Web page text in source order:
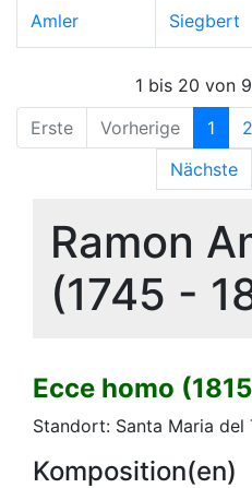
Amler Siegbert
1 bis 20 von
Erste
Vorherige 1 2
Nächste
Ramon
(1745 -
Ecce homo
Standort: Santa Maria del
Komposition(en)